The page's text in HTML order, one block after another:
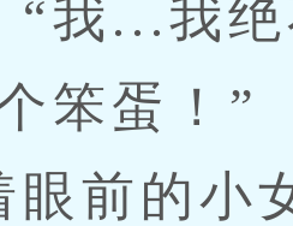
“我...我
蛋！”
的小女